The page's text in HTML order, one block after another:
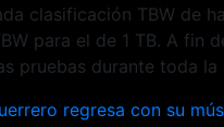
clasificación TBW de
para el de 1 TB. A fin
pruebas durante toda la
regresa con su